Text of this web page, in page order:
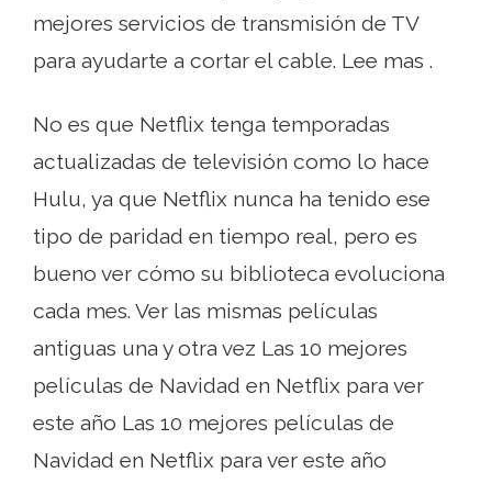
mejores servicios de transmisión de TV
para ayudarte a cortar el cable. Lee mas .
No es que Netflix tenga temporadas
actualizadas de televisión como lo hace
Hulu, ya que Netflix nunca ha tenido ese
tipo de paridad en tiempo real, pero es
bueno ver cómo su biblioteca evoluciona
cada mes. Ver las mismas películas
antiguas una y otra vez Las 10 mejores
películas de Navidad en Netflix para ver
este año Las 10 mejores películas de
Navidad en Netflix para ver este año